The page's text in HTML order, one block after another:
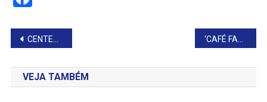
Navegação
de
Post
CENTENÁRIO DA PARÓQUIA DE SANTA TERESINHA
VEJA TAMBÉM